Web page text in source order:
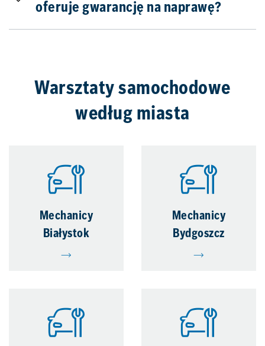
oferuje gwarancję na naprawę?
Warsztaty samochodowe
według miasta
Mechanicy
Białystok
Mechanicy
Bydgoszcz